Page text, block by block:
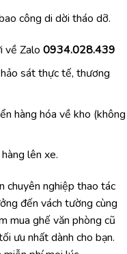
công di dời tháo dỡ.
về Zalo 0934.028.439
sát thực tế, thương
hàng hóa về kho (không
lên xe.
chuyên nghiệp thao tác
đến vách tường cùng
mua ghế văn phòng cũ
ưu nhất dành cho bạn.